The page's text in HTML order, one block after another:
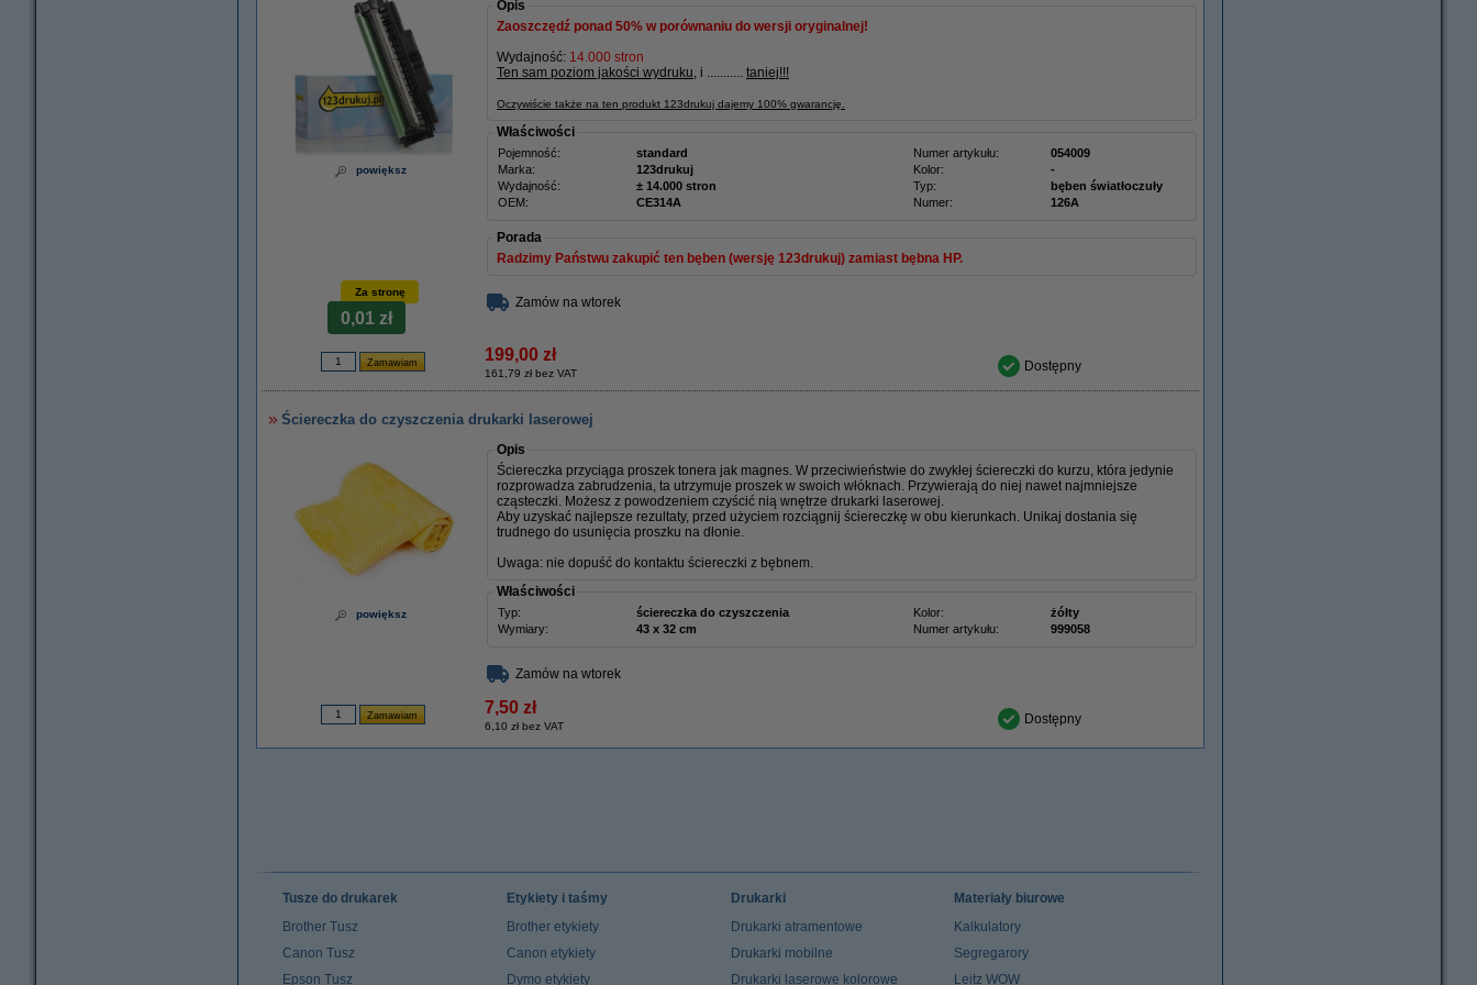
powiększ
Opis
Zaoszczędź ponad 50% w porównaniu do wersji oryginalnej!
Wydajność: 14.000 stron
Ten sam poziom jakości wydruku, i ........... taniej!!!
Oczywiście także na ten produkt 123drukuj dajemy 100% gwarancję.
Właściwości
Pojemność: standard Numer artykułu:
054009
Marka:
123drukuj Kolor:
-
Wydajność:
± 14.000 stron Typ:
bęben światłoczuły
OEM:
CE314A Numer: 126A
Porada
Radzimy Państwu zakupić ten bęben (wersję 123drukuj) zamiast bębna HP.
Za stronę
0,01 zł
Zamów na wtorek
199,00 zł
161,79 zł bez VAT Dostępny
Ściereczka do czyszczenia drukarki laserowej
powiększ
Opis
Ściereczka przyciąga proszek tonera jak magnes. W przeciwieństwie do zwykłej ściereczki do kurzu, która jedynie
rozprowadza zabrudzenia, ta utrzymuje proszek w swoich włóknach. Przywierają do niej nawet najmniejsze
cząsteczki. Możesz z powodzeniem czyścić nią wnętrze drukarki laserowej.
Aby uzyskać najlepsze rezultaty, przed użyciem rozciągnij ściereczkę w obu kierunkach. Unikaj dostania się
trudnego do usunięcia proszku na dłonie.
Uwaga: nie dopuść do kontaktu ściereczki z bębnem.
Właściwości
Typ: ściereczka do czyszczenia Kolor:
żółty
Wymiary:
43 x 32 cm Numer artykułu: 999058
Zamów na wtorek
7,50 zł
6,10 zł bez VAT Dostępny
Tusze do drukarek
Brother Tusz
Canon Tusz
Epson Tusz
Etykiety i taśmy
Brother etykiety
Canon etykiety
Dymo etykiety
Drukarki
Drukarki atramentowe
Drukarki mobilne
Drukarki laserowe kolorowe
Materiały biurowe
Kalkulatory
Segregarory
Leitz WOW